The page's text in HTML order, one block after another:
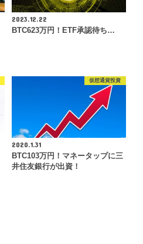
2023.12.22
BTC623万円！ETF承認待ち…
仮想通貨投資
2020.1.31
BTC103万円！マネータップに三
井住友銀行が出資！